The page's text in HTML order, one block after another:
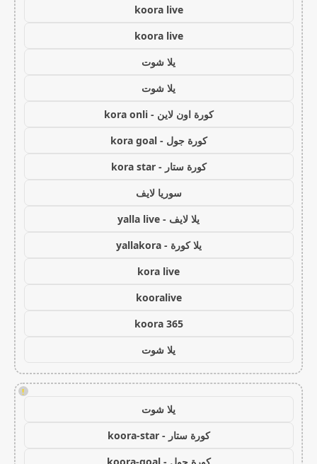
koora live
koora live
يلا شوت
يلا شوت
كورة اون لاين - kora onli
كورة جول - kora goal
كورة ستار - kora star
سوريا لايف
يلا لايف - yalla live
يلا كورة - yallakora
kora live
kooralive
koora 365
يلا شوت
!
يلا شوت
كورة ستار - koora-star